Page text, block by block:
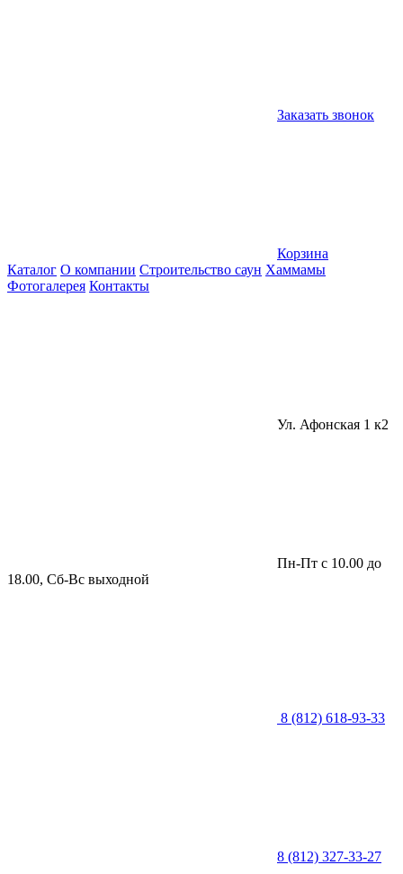
Заказать звонок
Корзина
Каталог О компании Строительство саун Хаммамы
Фотогалерея Контакты
Ул. Афонская 1 к2
Пн-Пт с 10.00 до
18.00, Сб-Вс выходной
8 (812) 618-93-33
8 (812) 327-33-27